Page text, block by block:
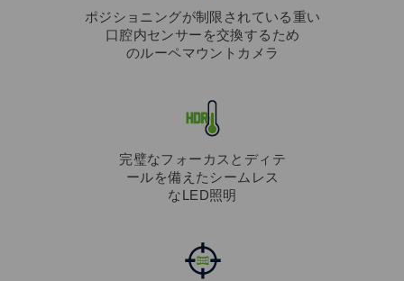
ポジショニングが制限されている重い
口腔内センサーを交換するため
のルーペマウントカメラ
完璧なフォーカスとディテ
ールを備えたシームレス
なLED照明